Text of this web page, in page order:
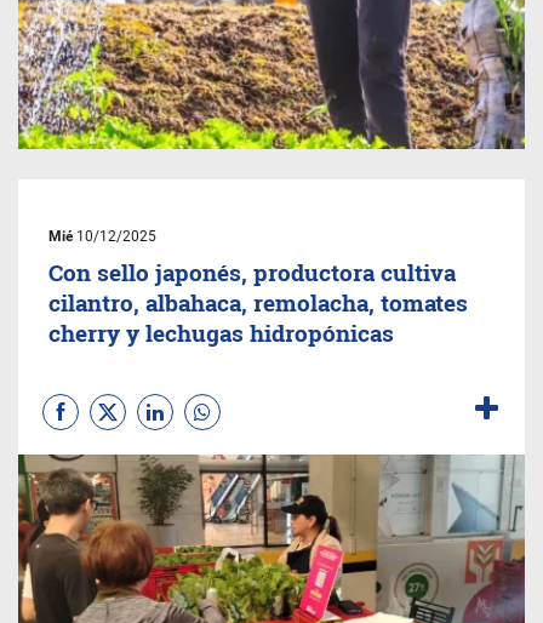
Mié10/12/2025
Con sello japonés, productora cultiva
cilantro, albahaca, remolacha, tomates
cherry y lechugas hidropónicas